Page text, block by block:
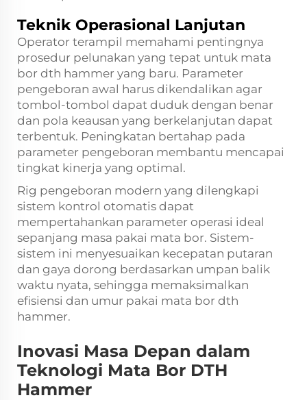
Teknik Operasional Lanjutan
Operator terampil memahami pentingnya
prosedur pelunakan yang tepat untuk mata
bor dth hammer yang baru. Parameter
pengeboran awal harus dikendalikan agar
tombol-tombol dapat duduk dengan benar
dan pola keausan yang berkelanjutan dapat
terbentuk. Peningkatan bertahap pada
parameter pengeboran membantu mencapai
tingkat kinerja yang optimal.
Rig pengeboran modern yang dilengkapi
sistem kontrol otomatis dapat
mempertahankan parameter operasi ideal
sepanjang masa pakai mata bor. Sistem-
sistem ini menyesuaikan kecepatan putaran
dan gaya dorong berdasarkan umpan balik
waktu nyata, sehingga memaksimalkan
efisiensi dan umur pakai mata bor dth
hammer.
Inovasi Masa Depan dalam
Teknologi Mata Bor DTH
Hammer